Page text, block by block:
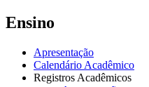
Ensino
Apresentação
Calendário Acadêmico
Registros Acadêmicos